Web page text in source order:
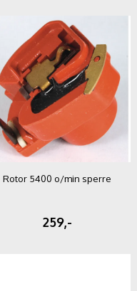
Rotor 5400 o/min sperre
259,-